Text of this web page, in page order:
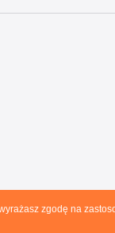
zgodę na